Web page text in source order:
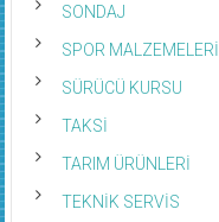
SONDAJ
SPOR MALZEMELERİ
SÜRÜCÜ KURSU
TAKSİ
TARIM ÜRÜNLERİ
TEKNİK SERVİS